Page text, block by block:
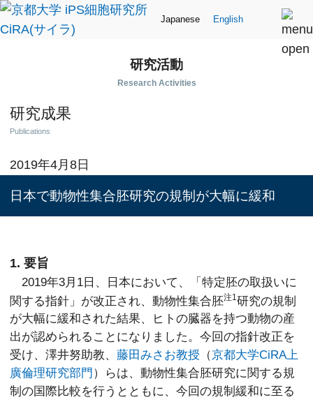
Japanese English
研究活動
Research Activities
研究成果
Publications
2019年4月8日
日本で動物性集合胚研究の規制が大幅に緩和
1. 要旨
2019年3月1日、日本において、「特定胚の取扱いに
関する指針」が改正され、動物性集合胚注1研究の規制
が大幅に緩和された結果、ヒトの臓器を持つ動物の産
出が認められることになりました。今回の指針改正を
受け、澤井努助教、藤田みさお教授 （京都大学CiRA上
廣倫理研究部門 ）らは、動物性集合胚研究に関する規
制の国際比較を行うとともに、今回の規制緩和に至る